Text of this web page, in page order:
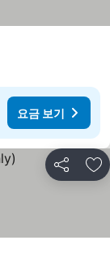
요금 보기
공유 즐